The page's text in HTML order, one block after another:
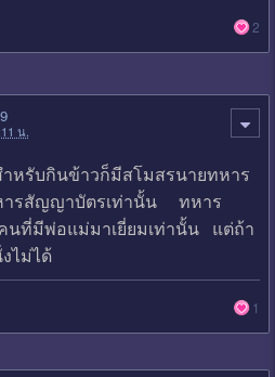
2
น.
หรับกินข้าวก็มีสโมสรนายทหาร
ารสัญญาบัตรเท่านั้น ทหาร
นที่มีพ่อแม่มาเยี่ยมเท่านั้น แต่ถ้า
ไม่ได้
1